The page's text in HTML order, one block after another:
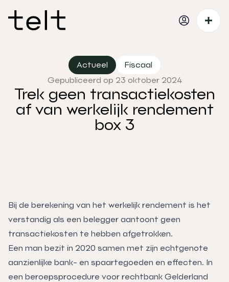
Actueel
Fiscaal
Gepubliceerd op 23 oktober 2024
Trek geen transactiekosten
af van werkelijk rendement
box 3
Bij de berekening van het werkelijk rendement is het
verstandig als een belegger aantoont geen
transactiekosten te hebben afgetrokken.
Een man bezit in 2020 samen met zijn echtgenote
aanzienlijke bank- en spaartegoeden en effecten. In
een beroepsprocedure voor rechtbank Gelderland